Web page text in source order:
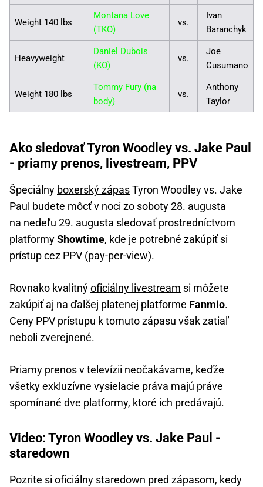
Weight 140 lbs
Montana Love
(TKO)
vs.
Ivan
Baranchyk
Heavyweight
Daniel Dubois
(KO)
vs.
Joe
Cusumano
Weight 180 lbs
Tommy Fury (na
body)
vs.
Anthony
Taylor
Ako sledovať Tyron Woodley vs. Jake Paul
- priamy prenos, livestream, PPV
Špeciálny boxerský zápasTyron Woodley vs. Jake
Paul budete môcť v noci zo soboty 28. augusta
na nedeľu 29. augusta sledovať prostredníctvom
platformyShowtime, kde je potrebné zakúpiť si
prístup cez PPV (pay-per-view).
Rovnako kvalitnýoficiálny livestream si môžete
zakúpiť aj na ďalšej platenej platforme Fanmio.
Ceny PPV prístupu k tomuto zápasu však zatiaľ
neboli zverejnené.
Priamy prenos v televízii neočakávame, keďže
všetky exkluzívne vysielacie práva majú práve
spomínané dve platformy, ktoré ich predávajú.
Video: Tyron Woodley vs. Jake Paul -
staredown
Pozrite si oficiálny staredown pred zápasom, kedy